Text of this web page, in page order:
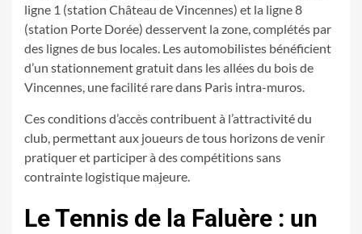
ligne 1 (station Château de Vincennes) et la ligne 8
(station Porte Dorée) desservent la zone, complétés par
des lignes de bus locales. Les automobilistes bénéficient
d’un stationnement gratuit dans les allées du bois de
Vincennes, une facilité rare dans Paris intra-muros.
Ces conditions d’accès contribuent à l’attractivité du
club, permettant aux joueurs de tous horizons de venir
pratiquer et participer à des compétitions sans
contrainte logistique majeure.
Le Tennis de la Faluère : un